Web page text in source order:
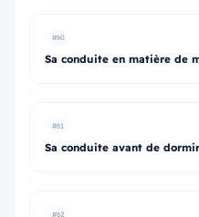
#60
Sa conduite en matière de
#61
Sa conduite avant de
#62